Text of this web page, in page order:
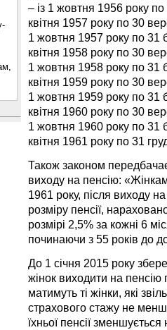
– із 1 жовтня 1956 року
квітня 1957 року по 30
1 жовтня 1957 року по 31
квітня 1958 року по 30
1 жовтня 1958 року по 31
квітня 1959 року по 30
1 жовтня 1959 року по 31
квітня 1960 року по 30
1 жовтня 1960 року по 31
квітня 1961 року по 31
Також законом
виходу на пенсію:
1961 року, після виходу
розміру пенсії,
розмірі 2,5% за кожні 6
починаючи з 55 років до
До 1 січня 2015 року
жінок виходити на пенсію
матимуть ті жінки, які
страхового стажу не
їхньої пенсії